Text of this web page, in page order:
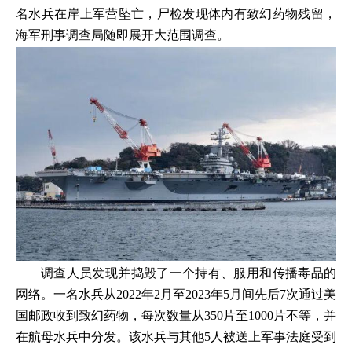
名水兵在岸上军营坠亡，尸检发现体内有致幻药物残留，
海军刑事调查局随即展开大范围调查。
调查人员发现并捣毁了一个持有、服用和传播毒品的
网络。一名水兵从2022年2月至2023年5月间先后7次通过美
国邮政收到致幻药物，每次数量从350片至1000片不等，并
在航母水兵中分发。该水兵与其他5人被送上军事法庭受到